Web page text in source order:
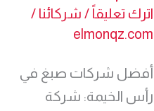
اترك تعليقاً / شركائنا /
elmonqz.com
أفضل شركات صبغ في
رأس الخيمة: شركة